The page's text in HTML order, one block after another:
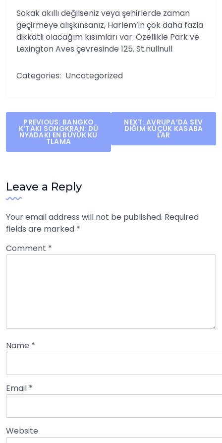
Sokak akıllı değilseniz veya şehirlerde zaman
geçirmeye alışkınsanız, Harlem’in çok daha fazla
dikkatli olacağım kısımları var. Özellikle Park ve
Lexington Aves çevresinde 125. St.nullnull
Categories: Uncategorized
Post
navigation
PREVIOUS: BANGKO
K’TAKI SONGKRAN: DÜ
NYADAKI EN BÜYÜK KU
TLAMA
NEXT: AVRUPA’DA SEV
DIĞIM KÜÇÜK KASABA
LAR
Leave a Reply
Your email address will not be published. Required
fields are marked *
Comment *
Name *
Email *
Website